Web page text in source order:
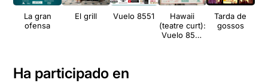
La gran
ofensa
El grill Vuelo 8551
Hawaii
(teatre curt):
Vuelo 8551
Tarda de
gossos
Ha participado en